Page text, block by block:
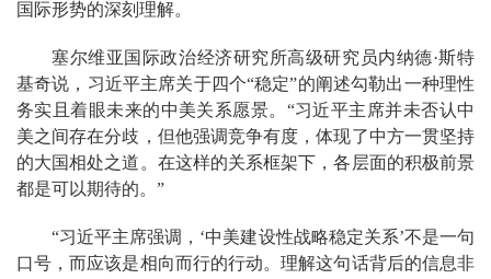
国际形势的深刻理解。
塞尔维亚国际政治经济研究所高级研究员内纳德·斯特
基奇说，习近平主席关于四个“稳定”的阐述勾勒出一种理性
务实且着眼未来的中美关系愿景。“习近平主席并未否认中
美之间存在分歧，但他强调竞争有度，体现了中方一贯坚持
的大国相处之道。在这样的关系框架下，各层面的积极前景
都是可以期待的。”
“习近平主席强调，‘中美建设性战略稳定关系’不是一句
口号，而应该是相向而行的行动。理解这句话背后的信息非